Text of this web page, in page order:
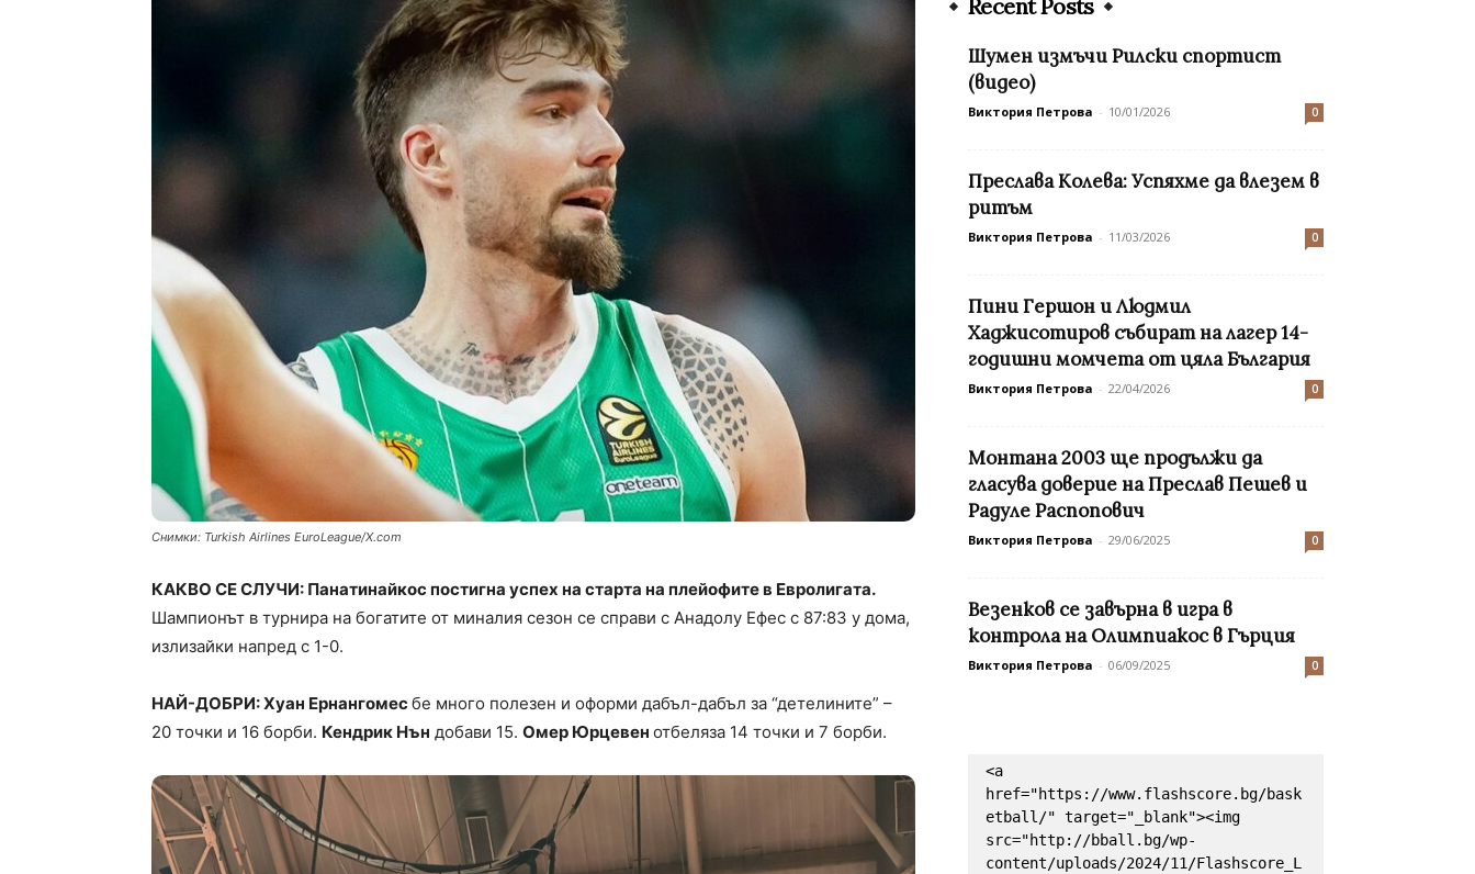
Снимки: Turkish Airlines EuroLeague/X.com
КАКВО СЕ СЛУЧИ: Панатинайкос постигна успех на старта на плейофите в Евролигата.
Шампионът в турнира на богатите от миналия сезон се справи с Анадолу Ефес с 87:83 у дома,
излизайки напред с 1-0.
НАЙ-ДОБРИ: Хуан Ернангомесбе много полезен и оформи дабъл-дабъл за “детелините” –
20 точки и 16 борби. Кендрик Нън добави 15. Омер Юрцевен отбеляза 14 точки и 7 борби.
Recent Posts
Шумен измъчи Рилски спортист
(видео)
Виктория Петрова - 10/01/2026 0
Преслава Колева: Успяхме да влезем в
ритъм
Виктория Петрова - 11/03/2026 0
Пини Гершон и Людмил
Хаджисотиров събират на лагер 14-
годишни момчета от цяла България
Виктория Петрова - 22/04/2026 0
Монтана 2003 ще продължи да
гласува доверие на Преслав Пешев и
Радуле Распопович
Виктория Петрова - 29/06/2025 0
Везенков се завърна в игра в
контрола на Олимпиакос в Гърция
Виктория Петрова - 06/09/2025 0
<a
href="https://www.flashscore.bg/bask
etball/" target="_blank"><img
src="http://bball.bg/wp-
content/uploads/2024/11/Flashscore_L